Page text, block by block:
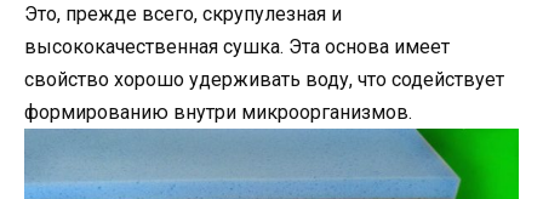
Это, прежде всего, скрупулезная и
высококачественная сушка. Эта основа имеет
свойство хорошо удерживать воду, что содействует
формированию внутри микроорганизмов.